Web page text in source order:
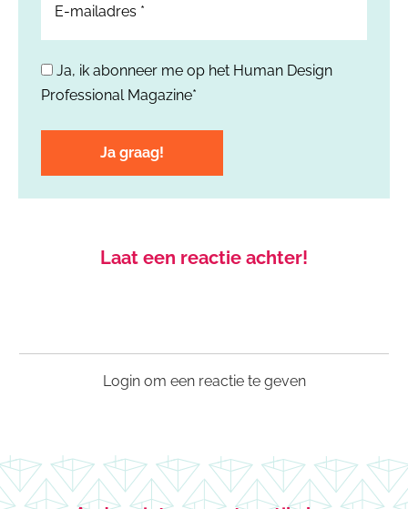
Ja, ik abonneer me op het Human Design
Professional Magazine*
Laat een reactie achter!
Login om een reactie te geven